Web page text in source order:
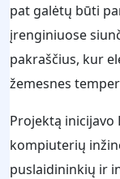
pat galėtų būti
įrenginiuose
pakraščius, kur
žemesnes
Projektą
kompiuterių
puslaidininkių ir